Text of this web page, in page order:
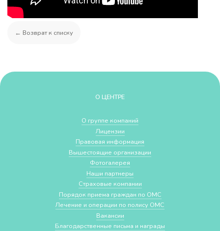
← Возврат к списку
О ЦЕНТРЕ
О группе компаний
Лицензии
Правовая информация
Вышестоящие организации
Фотогалерея
Наши партнеры
Страховые компании
Порядок приема граждан по ОМС
Лечение и операции по полису ОМС
Вакансии
Благодарственные письма и награды